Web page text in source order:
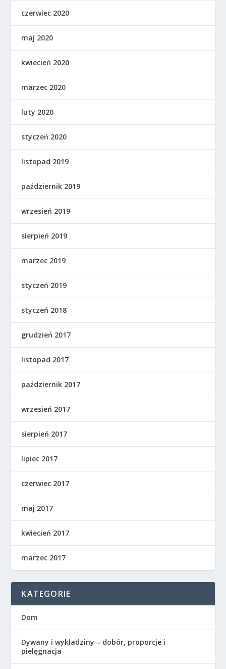
czerwiec 2020
maj 2020
kwiecień 2020
marzec 2020
luty 2020
styczeń 2020
listopad 2019
październik 2019
wrzesień 2019
sierpień 2019
marzec 2019
styczeń 2019
styczeń 2018
grudzień 2017
listopad 2017
październik 2017
wrzesień 2017
sierpień 2017
lipiec 2017
czerwiec 2017
maj 2017
kwiecień 2017
marzec 2017
KATEGORIE
Dom
Dywany i wykładziny – dobór, proporcje i
pielęgnacja